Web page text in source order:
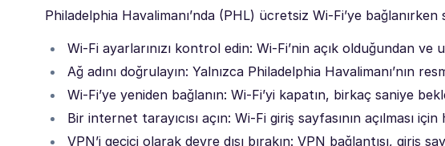
Philadelphia Havalimanı’nda (PHL) ücretsiz Wi-Fi’ye bağlanırken
Wi-Fi ayarlarınızı kontrol edin: Wi-Fi’nin açık olduğundan
Ağ adını doğrulayın: Yalnızca Philadelphia Havalimanı’nın
Wi-Fi’ye yeniden bağlanın: Wi-Fi’yi kapatın, birkaç saniye
Bir internet tarayıcısı açın: Wi-Fi giriş sayfasının açılması
VPN’i geçici olarak devre dışı bırakın: VPN bağlantısı, giriş